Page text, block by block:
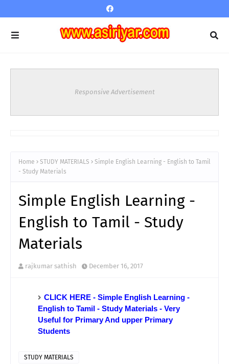
Responsive Advertisement
Home STUDY MATERIALS
Simple English Learning - English to Tamil
- Study Materials
Simple English Learning -
English to Tamil - Study
Materials
rajkumar sathish December 16, 2017
CLICK HERE - Simple English Learning -
English to Tamil - Study Materials - Very
Useful for Primary And upper Primary
Students
STUDY MATERIALS